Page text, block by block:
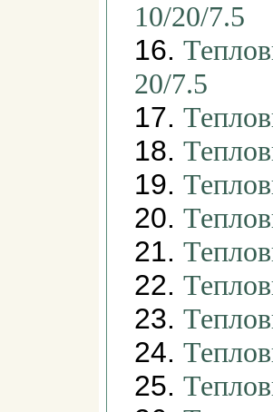
10/20/7.5
16.
20/7.5
17.
18.
19.
20.
21.
22.
23.
24.
25.